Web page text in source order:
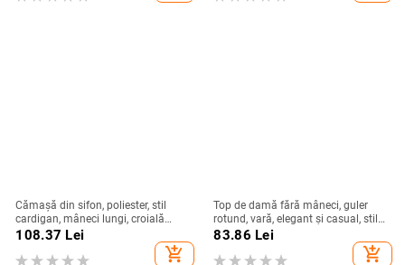
Cămașă din sifon, poliester, stil
cardigan, mâneci lungi, croială
lejeră
108.37 Lei
add_shopping_cart
Top de damă fără mâneci, guler
rotund, vară, elegant și casual, stil
european, imprimeu abstract
83.86 Lei
add_shopping_cart